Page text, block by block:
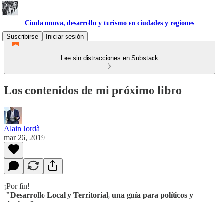
Ciudainnova, desarrollo y turismo en ciudades y regiones
Suscribirse
Iniciar sesión
Lee sin distracciones en Substack
Los contenidos de mi próximo libro
Alain Jordà
mar 26, 2019
¡Por fin!
"Desarrollo Local y Territorial, una guía para políticos y